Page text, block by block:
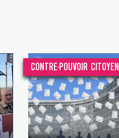
CONTRE-POUVOIR CITOYEN